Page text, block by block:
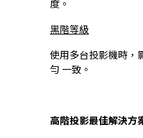
度。
黑階等級
使用多台投影機時，
勻 一致。
高階投影最佳解決